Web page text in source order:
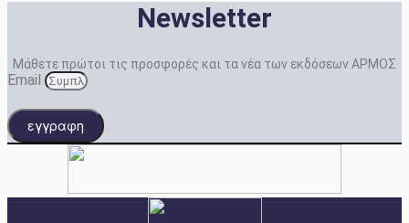
Newsletter
Μάθετε πρώτοι τις προσφορές και τα νέα των εκδόσεων ΑΡΜΟΣ
Email
εγγραφη